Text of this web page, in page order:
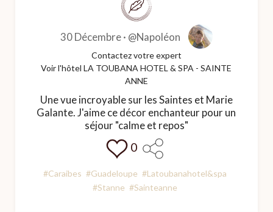
30 Décembre · @Napoléon
Contactez votre expert
Voir l'hôtel LA TOUBANA HOTEL & SPA - SAINTE
ANNE
Une vue incroyable sur les Saintes et Marie
Galante. J'aime ce décor enchanteur pour un
séjour "calme et repos"
0
#Caraibes #Guadeloupe #Latoubanahotel&spa
#Stanne #Sainteanne